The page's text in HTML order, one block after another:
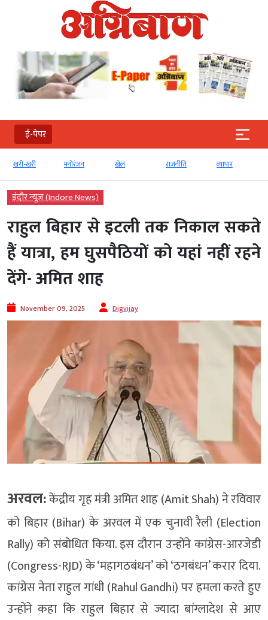
ई-पेपर
खरी-खरी मनोरंजन खेल राजनीति व्‍यापार
इंदौर न्यूज़ (Indore News)
राहुल बिहार से इटली तक निकाल सकते
हैं यात्रा, हम घुसपैठियों को यहां नहीं रहने
देंगे- अमित शाह
November 09, 2025 Digvijay
अरवल:केंद्रीय गृह मंत्री अमित शाह (Amit Shah) ने रविवार
को बिहार (Bihar) के अरवल में एक चुनावी रैली (Election
Rally) को संबोधित किया. इस दौरान उन्होंने कांग्रेस-आरजेडी
(Congress-RJD) के ‘महागठबंधन’ को ‘ठगबंधन’ करार दिया.
कांग्रेस नेता राहुल गांधी (Rahul Gandhi) पर हमला करते हुए
उन्होंने कहा कि राहुल बिहार से ज्यादा बांग्लादेश से आए